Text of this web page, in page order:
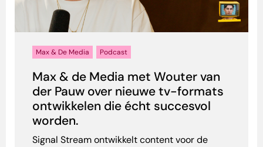
Max & De Media Podcast
Max & de Media met Wouter van
der Pauw over nieuwe tv-formats
ontwikkelen die écht succesvol
worden.
Signal Stream ontwikkelt content voor de